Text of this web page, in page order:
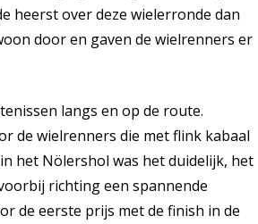
heerst over deze wielerronde dan
door en gaven de wielrenners er
langs en op de route.
de wielrenners die met flink kabaal
het Nölershol was het duidelijk, het
richting een spannende
de eerste prijs met de finish in de